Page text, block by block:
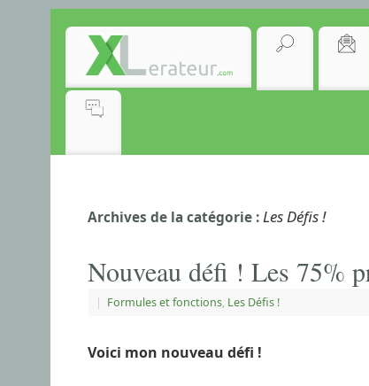
Archives de la catégorie : Les Défis !
Nouveau défi ! Les 75%
| Formules et fonctions, Les Défis !
Voici mon nouveau défi !